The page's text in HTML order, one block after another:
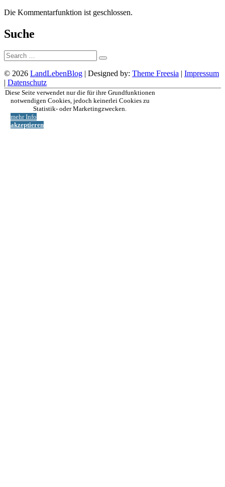
Die Kommentarfunktion ist geschlossen.
Suche
Suche:
© 2026 LandLebenBlog | Designed by: Theme Freesia | Impressum
| Datenschutz
Nach
oben
Diese Seite verwendet nur die für ihre Grundfunktionen
notwendigen Cookies, jedoch keinerlei Cookies zu
Statistik- oder Marketingzwecken.
mehr Info
akzeptieren